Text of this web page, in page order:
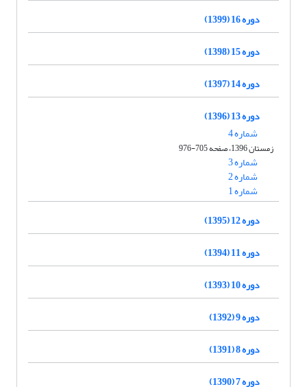
دوره 16 (1399)
دوره 15 (1398)
دوره 14 (1397)
دوره 13 (1396)
شماره 4
زمستان 1396، صفحه 705-976
شماره 3
شماره 2
شماره 1
دوره 12 (1395)
دوره 11 (1394)
دوره 10 (1393)
دوره 9 (1392)
دوره 8 (1391)
دوره 7 (1390)